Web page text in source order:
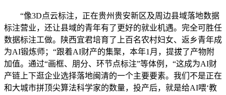
“像3D点云标注，正在贵州贵安新区及周边县域落地数据
标注营业，还让县域的青年有了更好的就业机遇。完全可胜任
数据标注工做。陕西宜君培育了上百名农村妇女、返乡青年成
为AI锻炼师；“跟着AI财产的集聚，本年1月，提拔了产物附
加值。通过“画框、朋分、环节点标注”等体例，“这成为AI财
产链上下逛企业选择落地闽清的一个主要要素。我们不是正在
和大城市拼顶尖算法科学家的数量，投产后，就是给AI喂‘教